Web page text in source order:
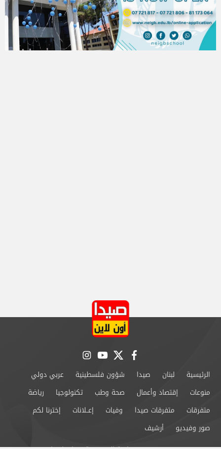
facebook
twitter
youtube
instagram
الرئيسية لبنان صيدا شؤون فلسطينية
عربي دولي
منوعات
إقتصاد وأعمال صحة وطب تكنولوجيا
رياضة
متفرقات
متفرقات صيدا وفيات إعــلانات
إخترنا لكم
صور وفيديو
أرشيف